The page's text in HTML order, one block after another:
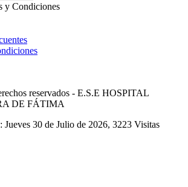
y Condiciones
reservados - E.S.E HOSPITAL
DE FÁTIMA
30 de Julio de 2026, 3223 Visitas